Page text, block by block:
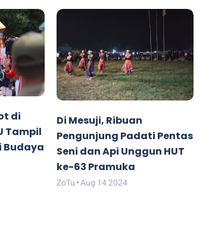
di
Tampil
Budaya
Di Mesuji, Ribuan
Pengunjung Padati Pentas
Seni dan Api Unggun HUT
ke-63 Pramuka
ZoTu Aug 14 2024